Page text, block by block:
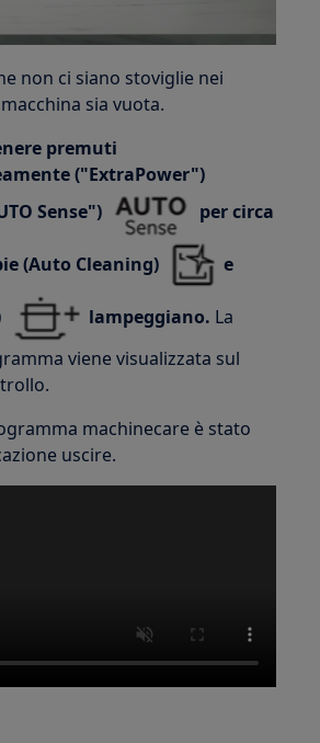
non ci siano stoviglie nei
sia vuota.
premuti
("ExtraPower")
Sense")
per circa
(Auto Cleaning) e
lampeggiano. La
viene visualizzata sul
machinecare è stato
uscire.